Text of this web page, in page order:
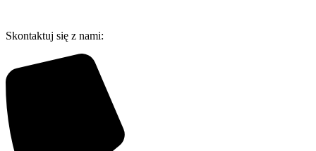
treści
Skontaktuj się z nami: